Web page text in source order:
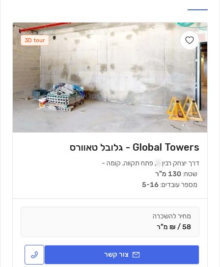
3D tour
Global Towers - גלובל טאוורס
דרך יצחק רבין , פתח תקווה, קומה -
שטח:130 מ"ר
מספר עובדים:5-16
מחיר להשכרה
58 / ₪ מ"ר
צור קשר